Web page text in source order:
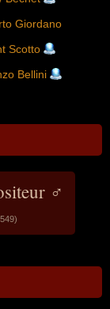
Giordano
Scotto
Bellini
♂